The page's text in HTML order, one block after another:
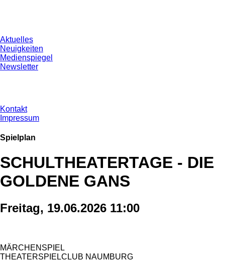
Aktuelles
Neuigkeiten
Medienspiegel
Newsletter
Kontakt
Impressum
Spielplan
SCHULTHEATERTAGE - DIE
GOLDENE GANS
Freitag, 19.06.2026 11:00
MÄRCHENSPIEL
THEATERSPIELCLUB NAUMBURG